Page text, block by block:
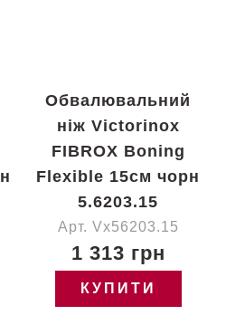
Обвалювальний
ніж Victorinox
FIBROX Boning
Flexible 15см чорн
5.6203.15
Арт. Vx56203.15
1 313 грн
КУПИТИ